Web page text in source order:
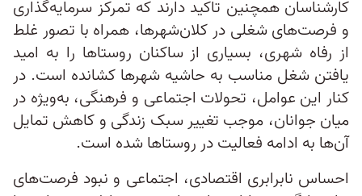
کارشناسان همچنین تاکید دارند که تمرکز سرمایه‌گذاری
و فرصت‌های شغلی در کلان‌شهرها، همراه با تصور غلط
از رفاه شهری، بسیاری از ساکنان روستاها را به امید
یافتن شغل مناسب به حاشیه شهرها کشانده است. در
کنار این عوامل، تحولات اجتماعی و فرهنگی، به‌ویژه در
میان جوانان، موجب تغییر سبک زندگی و کاهش تمایل
آن‌ها به ادامه فعالیت در روستاها شده است.
احساس نابرابری اقتصادی، اجتماعی و نبود فرصت‌های